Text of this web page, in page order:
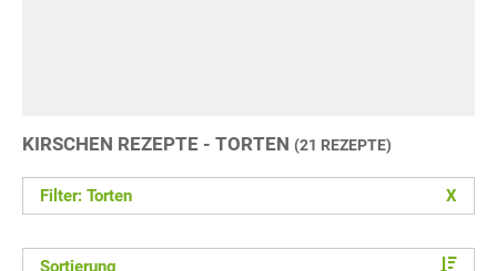
KIRSCHEN REZEPTE - TORTEN (21 REZEPTE)
Filter: Torten X
Sortierung